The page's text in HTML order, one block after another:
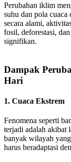
Perubahan iklim
suhu dan pola
secara alami,
fosil, deforestasi,
signifikan.
Dampak
Hari
1. Cuaca Ekstrem
Fenomena seperti
terjadi adalah akibat
banyak wilayah
harus beradaptasi